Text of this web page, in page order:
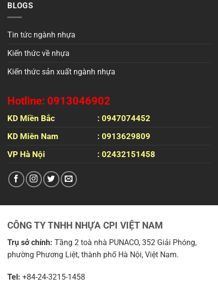
BLOGS
Tin tức ngành nhựa
Kiến thức về nhựa
Kiến thức sản xuất ngành nhựa
Hotline: 0913046902
KD Miền Bắc
: 0947074452
KD Miên Nam
: 0913629809
VP Hà Nội
: 02432151458
CÔNG TY TNHH NHỰA CPI VIỆT NAM
Trụ sở chính: Tầng 2 toà nhà PUNACO, 352 Giải Phóng,
phường Phương Liệt, thành phố Hà Nội, Việt Nam.
Tel: +84-24-3215-1458